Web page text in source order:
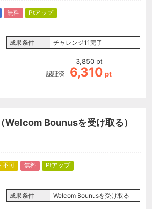
無料
Ptアップ
成果条件 チャレンジ11完了
認証済
3,850 pt
6,310 pt
Welcom Bounusを受け取る）
不可 無料
Ptアップ
成果条件 Welcom Bounusを受け取る